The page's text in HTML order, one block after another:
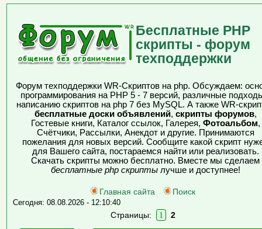
Бесплатные PHP
скрипты - форум
техподдержки
Форум техподдержки WR-Скриптов на php. Обсуждаем:
программирования на PHP 5 - 7 версий, различные
написанию скриптов на php 7 без MySQL. А также WR-
бесплатные доски объявлений, скрипты форумов,
Гостевые книги, Каталог ссылок, Галерея, Фотоальбом,
Счётчики, Рассылки, Анекдот и другие. Принимаются
пожелания для новых версий. Сообщите какой скрипт
для Вашего сайта, постараемся найти или реализовать.
Скачать скрипты можно бесплатно. Вместе мы сделаем
бесплатные php скриптылучше и доступнее!
Главная сайта Поиск
Сегодня: 08.08.2026 - 12:10:40
Страницы: 1 2